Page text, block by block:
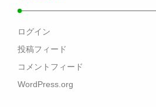
ログイン
投稿フィード
コメントフィード
WordPress.org